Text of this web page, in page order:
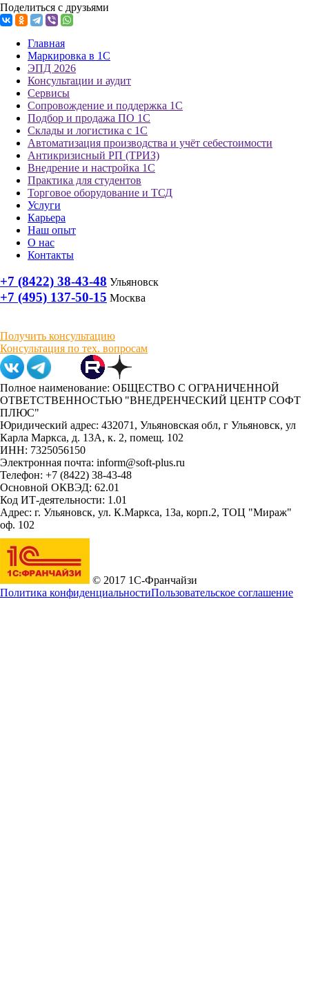
Поделиться с друзьями
Главная
Маркировка в 1С
ЭПД 2026
Консультации и аудит
Сервисы
Сопровождение и поддержка 1С
Подбор и продажа ПО 1С
Склады и логистика с 1С
Автоматизация производства и учёт себестоимости
Антикризисный РП (ТРИЗ)
Внедрение и настройка 1С
Практика для студентов
Торговое оборудование и ТСД
Услуги
Карьера
Наш опыт
О нас
Контакты
+7 (8422) 38-43-48 Ульяновск
+7 (495) 137-50-15 Москва
Получить консультацию
Консультация по тех. вопросам
Полное наименование: ОБЩЕСТВО С ОГРАНИЧЕННОЙ
ОТВЕТСТВЕННОСТЬЮ "ВНЕДРЕНЧЕСКИЙ ЦЕНТР СОФТ
ПЛЮС"
Юридический адрес: 432071, Ульяновская обл, г Ульяновск, ул
Карла Маркса, д. 13А, к. 2, помещ. 102
ИНН: 7325056150
Электронная почта: inform@soft-plus.ru
Телефон: +7 (8422) 38-43-48
Основной ОКВЭД: 62.01
Код ИТ-деятельности: 1.01
Адрес: г. Ульяновск, ул. К.Маркса, 13а, корп.2, ТОЦ "Мираж"
оф. 102
© 2017 1С-Франчайзи
Политика конфиденциальностиПользовательское соглашение